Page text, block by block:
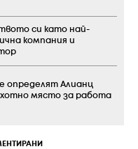
си като най-
компания и
определят Алианц
място за работа